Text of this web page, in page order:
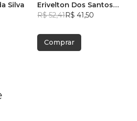
Silva
Erivelton Dos Santos
Pereira
R$ 52,41R$ 41,50
Comprar